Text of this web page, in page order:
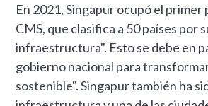
En 2021, Singapur ocupó el
CMS, que clasifica a 50 países por
infraestructura". Esto se debe en
gobierno nacional para
sostenible". Singapur también ha